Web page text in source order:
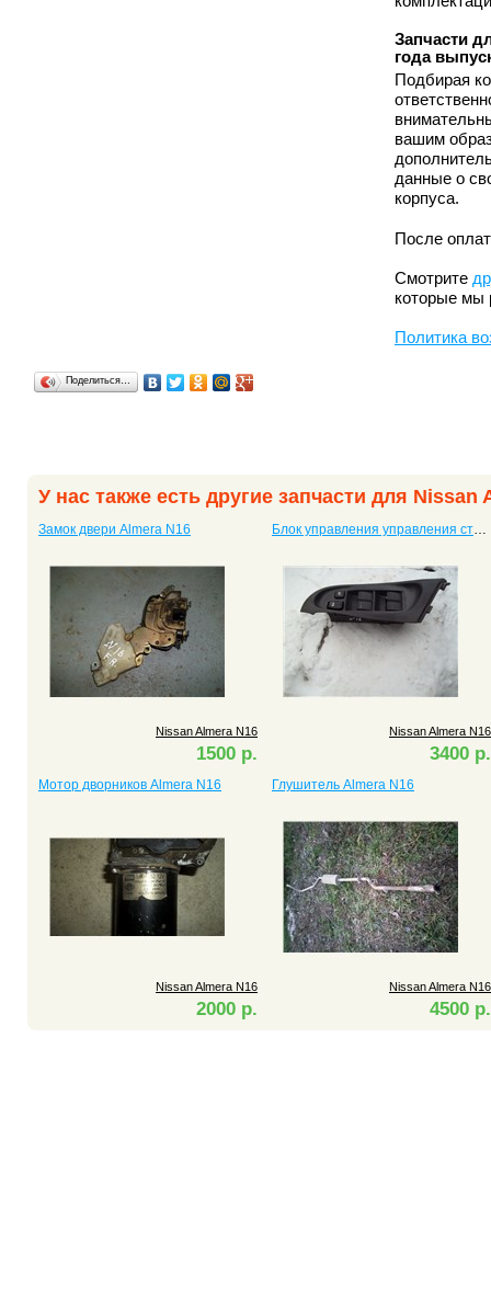
Запчасти
года
Подбирая
вашим
данные о
корпуса.
После
Смотрите
которые мы
Политика
Поделиться…
У нас также есть другие запчасти для Nissan
Замок двери Almera N16
Nissan Almera N16
1500 р.
Блок управления управления стеклоподъемниками Almera
Nissan Almera N16
3400 р.
Мотор дворников Almera N16
Nissan Almera N16
2000 р.
Глушитель Almera N16
Nissan Almera N16
4500 р.